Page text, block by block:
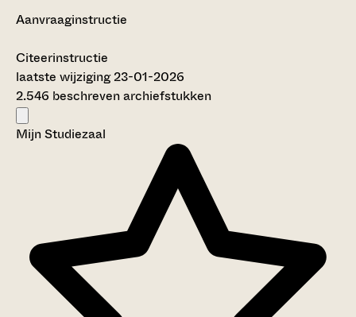
Aanvraaginstructie
Citeerinstructie
laatste wijziging 23-01-2026
2.546 beschreven archiefstukken
Mijn Studiezaal